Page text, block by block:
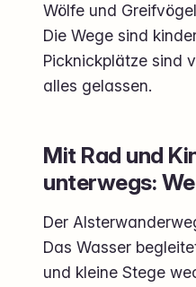
Wölfe und
Die Wege sind
Picknickplätze sind
alles gelassen.
Mit Rad und
unterwegs:
Der
Das Wasser
und kleine Stege